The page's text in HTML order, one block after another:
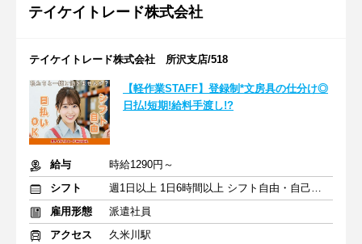
テイケイトレード株式会社
テイケイトレード株式会社 所沢支店/518
【軽作業STAFF】登録制*文房具の仕分け◎
日払!短期!給料手渡し!?
給与
時給1290円～
シフト
週1日以上 1日6時間以上 シフト自由・自己申告
雇用形態
派遣社員
アクセス
久米川駅